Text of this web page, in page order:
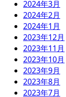
2024年3月
2024年2月
2024年1月
2023年12月
2023年11月
2023年10月
2023年9月
2023年8月
2023年7月